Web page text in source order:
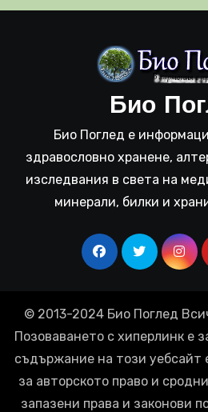
Био
Био Поглед е
здравословно хранене,
изследвания в света на
минерали, билки и
© 2013-2024 Био Поглед
Позоваването с хиперлинк е
съдържание на този уебсайт
за авторското право и
запазени права и законови